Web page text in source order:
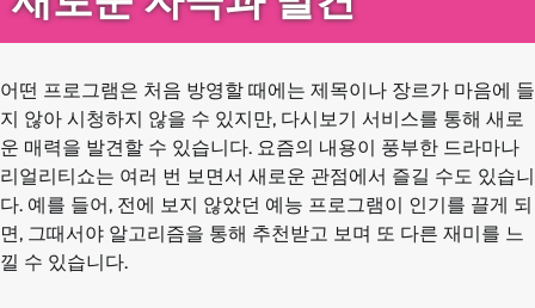
어떤 프로그램은 처음 방영할 때에는 제목이나 장르가 마음에 들
지 않아 시청하지 않을 수 있지만, 다시보기 서비스를 통해 새로
운 매력을 발견할 수 있습니다. 요즘의 내용이 풍부한 드라마나
리얼리티쇼는 여러 번 보면서 새로운 관점에서 즐길 수도 있습니
다. 예를 들어, 전에 보지 않았던 예능 프로그램이 인기를 끌게 되
면, 그때서야 알고리즘을 통해 추천받고 보며 또 다른 재미를 느
낄 수 있습니다.